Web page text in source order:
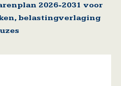
2026-2031 voor
belastingverlaging